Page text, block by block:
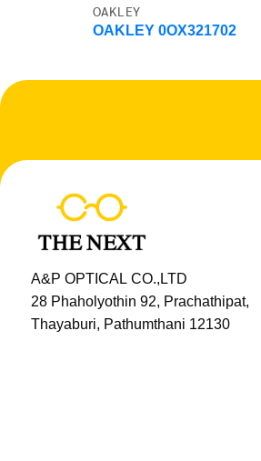
OAKLEY
OAKLEY 0OX321702
A&P OPTICAL CO.,LTD
28 Phaholyothin 92, Prachathipat,
Thayaburi, Pathumthani 12130